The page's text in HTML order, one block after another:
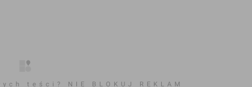
teści? NIE BLOKUJ REKLAM